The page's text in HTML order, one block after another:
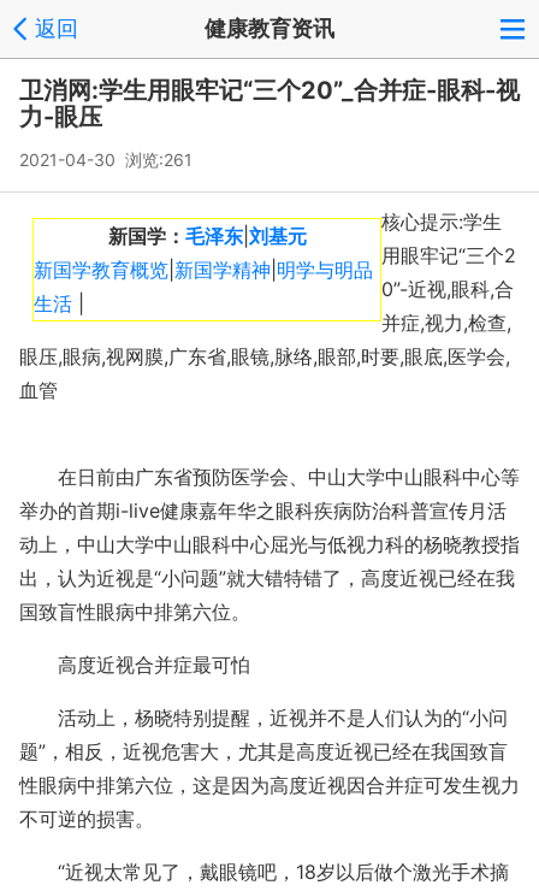
返回 健康教育资讯
卫消网:学生用眼牢记“三个20”_合并症-眼科-视
力-眼压
2021-04-30 浏览:261
新国学： 毛泽东| 刘基元
新国学教育概览 新国学精神 明学与明品
生活
核心提示:学生
用眼牢记“三个2
0”-近视,眼科,合
并症,视力,检查,
眼压,眼病,视网膜,广东省,眼镜,脉络,眼部,时要,眼底,医学会,
血管
在日前由广东省预防医学会、中山大学中山眼科中心等
举办的首期i-live健康嘉年华之眼科疾病防治科普宣传月活
动上，中山大学中山眼科中心屈光与低视力科的杨晓教授指
出，认为近视是“小问题”就大错特错了，高度近视已经在我
国致盲性眼病中排第六位。
高度近视合并症最可怕
活动上，杨晓特别提醒，近视并不是人们认为的“小问
题”，相反，近视危害大，尤其是高度近视已经在我国致盲
性眼病中排第六位，这是因为高度近视因合并症可发生视力
不可逆的损害。
“近视太常见了，戴眼镜吧，18岁以后做个激光手术摘
1